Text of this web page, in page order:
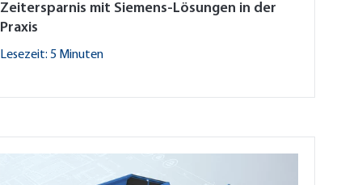
Zeitersparnis mit Siemens-Lösungen in der
Praxis
Lesezeit: 5 Minuten